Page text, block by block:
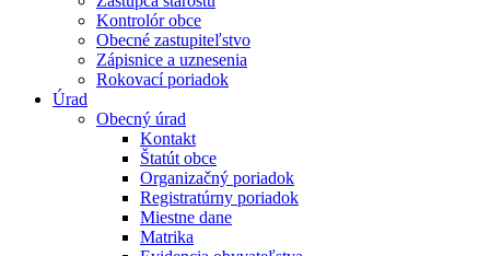
Kontrolór obce
Obecné zastupiteľstvo
Zápisnice a uznesenia
Rokovací poriadok
Úrad
Obecný úrad
Kontakt
Štatút obce
Organizačný poriadok
Registratúrny poriadok
Miestne dane
Matrika